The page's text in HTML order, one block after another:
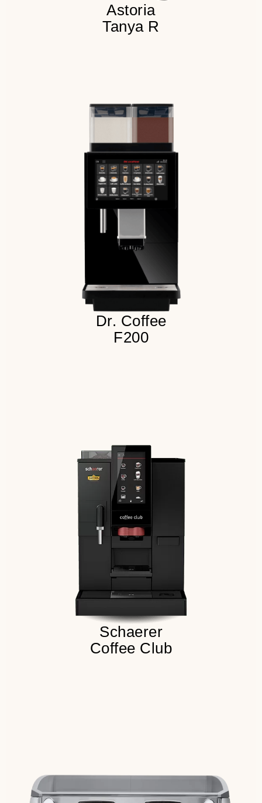
Astoria
Tanya R
Dr. Coffee
F200
100 напитков в меню
250 чашек в сутки
4 бункера для продукта
Детальнее
Sсhaerer
Coffee Club
40 напитков в меню
100 чашек в сутки
2 бункера для продукта
Детальнее
конструкция
Электроподогрев чашек